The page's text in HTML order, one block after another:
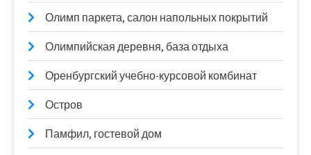
Олимп паркета, салон напольных покрытий
Олимпийская деревня, база отдыха
Оренбургский учебно-курсовой комбинат
Остров
Памфил, гостевой дом